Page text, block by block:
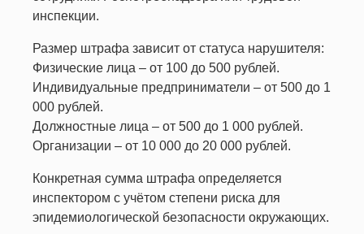
инспекции.
Размер штрафа зависит от статуса нарушителя:
Физические лица – от 100 до 500 рублей.
Индивидуальные предприниматели – от 500 до 1
000 рублей.
Должностные лица – от 500 до 1 000 рублей.
Организации – от 10 000 до 20 000 рублей.
Конкретная сумма штрафа определяется
инспектором с учётом степени риска для
эпидемиологической безопасности окружающих.